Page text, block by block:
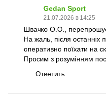
Gedan Sport
21.07.2026 в 14:25
Швачко О.О.,
На жаль, після останніх
оперативно поїхати на
Просим з розумінням
Ответить